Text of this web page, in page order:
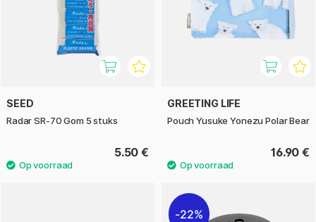
SEED
Radar SR-70 Gom 5 stuks
5.50 €
GREETING LIFE
Pouch Yusuke Yonezu Polar Bear
16.90 €
22%